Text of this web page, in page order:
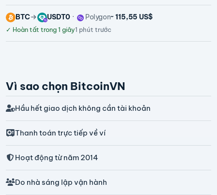
BTC USDT0 Polygon~ 115,55 US$
✓ Hoàn tất trong 1 giây1 phút trước
Vì sao chọn BitcoinVN
Hầu hết giao dịch không cần tài khoản
Thanh toán trực tiếp về ví
Hoạt động từ năm 2014
Do nhà sáng lập vận hành